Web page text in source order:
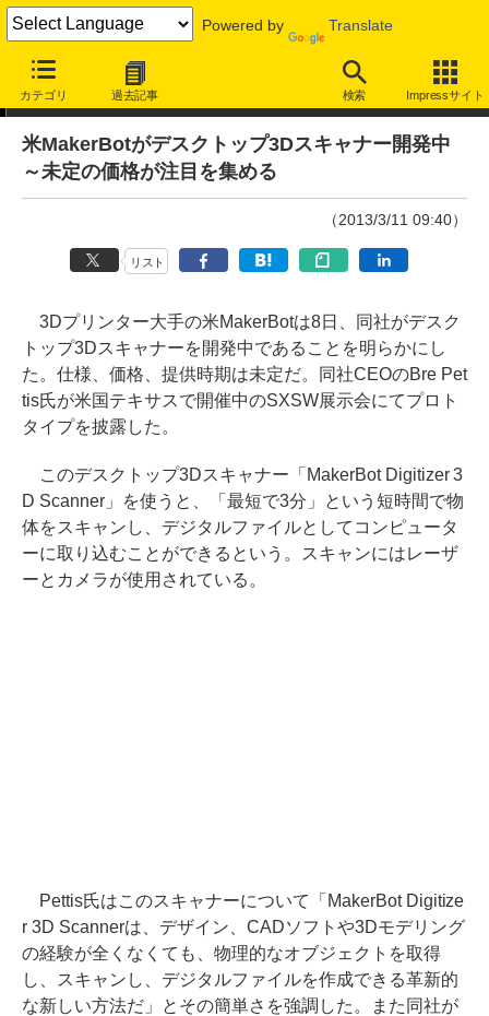
Powered by Translate
カテゴリ 過去記事 検索 Impressサイト
ニュース
米MakerBotがデスクトップ3Dスキャナー開発中
～未定の価格が注目を集める
（2013/3/11 09:40）
リスト
3Dプリンター大手の米MakerBotは8日、同社がデスク
トップ3Dスキャナーを開発中であることを明らかにし
た。仕様、価格、提供時期は未定だ。同社CEOのBre Pet
tis氏が米国テキサスで開催中のSXSW展示会にてプロト
タイプを披露した。
このデスクトップ3Dスキャナー「MakerBot Digitizer 3
D Scanner」を使うと、「最短で3分」という短時間で物
体をスキャンし、デジタルファイルとしてコンピュータ
ーに取り込むことができるという。スキャンにはレーザ
ーとカメラが使用されている。
Pettis氏はこのスキャナーについて「MakerBot Digitize
r 3D Scannerは、デザイン、CADソフトや3Dモデリング
の経験が全くなくても、物理的なオブジェクトを取得
し、スキャンし、デジタルファイルを作成できる革新的
な新しい方法だ」とその簡単さを強調した。また同社が